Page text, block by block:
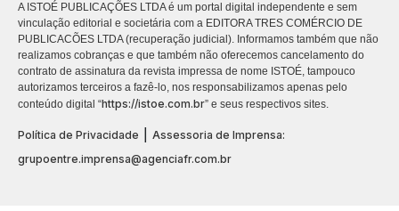
A ISTOÉ PUBLICAÇÕES LTDA é um portal digital independente e sem
vinculação editorial e societária com a EDITORA TRES COMÉRCIO DE
PUBLICACÕES LTDA (recuperação judicial). Informamos também que não
realizamos cobranças e que também não oferecemos cancelamento do
contrato de assinatura da revista impressa de nome ISTOÉ, tampouco
autorizamos terceiros a fazê-lo, nos responsabilizamos apenas pelo
conteúdo digital “https://istoe.com.br” e seus respectivos sites.
Política de Privacidade
Assessoria de Imprensa:
grupoentre.imprensa@agenciafr.com.br